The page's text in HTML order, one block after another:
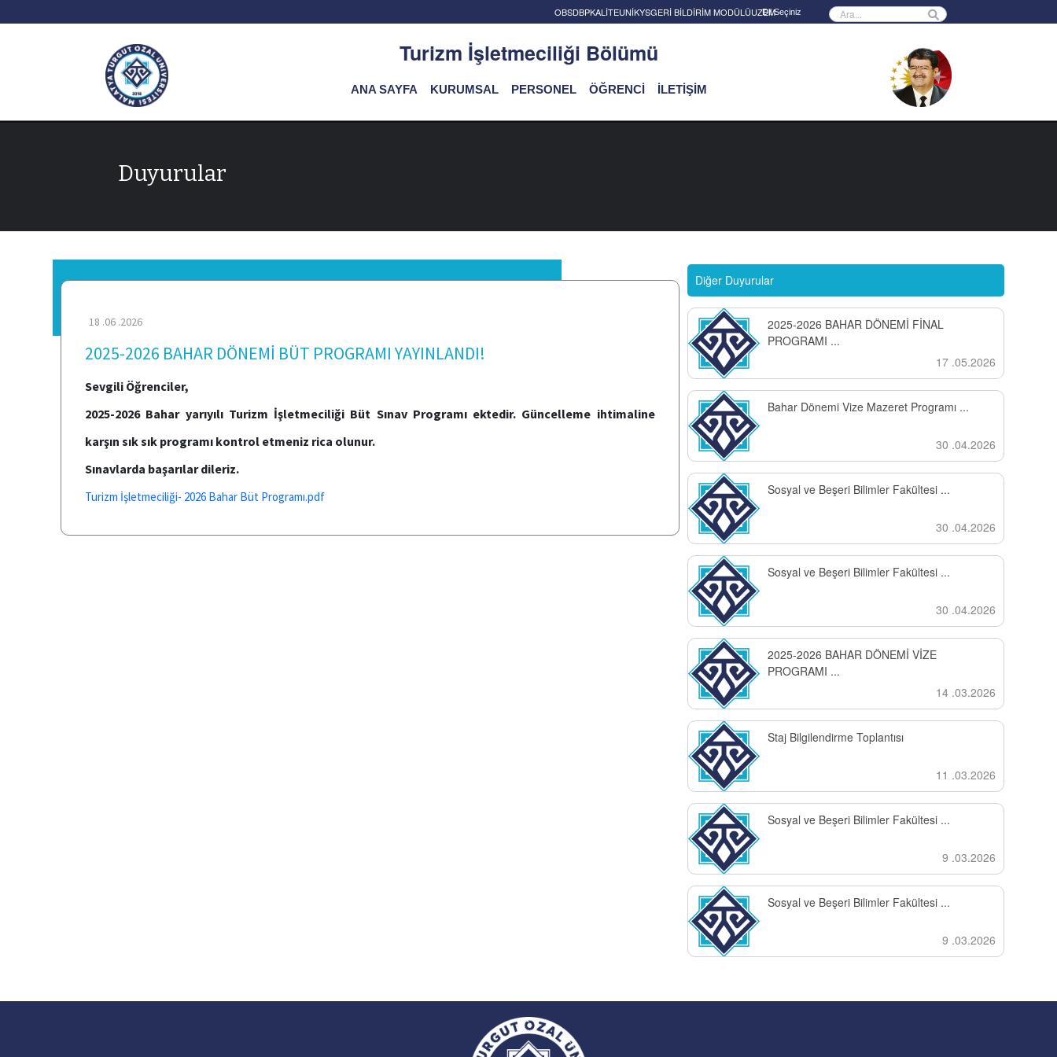
OBSDBPKALİTEUNİKYSGERİ BİLDİRİM MODÜLÜUZEM Powered by
Turizm İşletmeciliği Bölümü
ANA SAYFA KURUMSAL PERSONEL ÖĞRENCİ İLETİŞİM
Duyurular
18 .06 .2026
2025-2026 BAHAR DÖNEMİ BÜT PROGRAMI YAYINLANDI!
Sevgili Öğrenciler,
2025-2026 Bahar yarıyılı Turizm İşletmeciliği Büt Sınav Programı ektedir. Güncelleme ihtimaline
karşın sık sık programı kontrol etmeniz rica olunur.
Sınavlarda başarılar dileriz.
Turizm İşletmeciliği- 2026 Bahar Büt Programı.pdf
Diğer Duyurular
2025-2026 BAHAR DÖNEMİ FİNAL
PROGRAMI ...
17 .05.2026
Bahar Dönemi Vize Mazeret Programı ...
30 .04.2026
Sosyal ve Beşeri Bilimler Fakültesi ...
30 .04.2026
Sosyal ve Beşeri Bilimler Fakültesi ...
30 .04.2026
2025-2026 BAHAR DÖNEMİ VİZE
PROGRAMI ...
14 .03.2026
Staj Bilgilendirme Toplantısı
11 .03.2026
Sosyal ve Beşeri Bilimler Fakültesi ...
9 .03.2026
Sosyal ve Beşeri Bilimler Fakültesi ...
9 .03.2026